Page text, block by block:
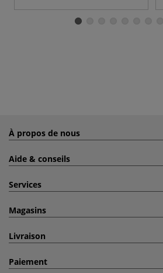
À propos de nous
Aide & conseils
Services
Magasins
Livraison
Paiement